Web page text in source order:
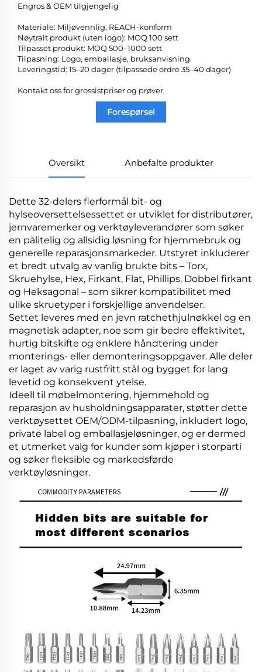
Engros & OEM tilgjengelig
Materiale: Miljøvennlig, REACH-konform
Nøytralt produkt (uten logo): MOQ 100 sett
Tilpasset produkt: MOQ 500–1000 sett
Tilpasning: Logo, emballasje, bruksanvisning
Leveringstid: 15–20 dager (tilpassede ordre 35–40 dager)
Kontakt oss for grossistpriser og prøver
Forespørsel
Oversikt Anbefalte produkter
Dette 32-delers flerformål bit- og
hylseoversettelsessettet er utviklet for distributører,
jernvaremerker og verktøyleverandører som søker
en pålitelig og allsidig løsning for hjemmebruk og
generelle reparasjonsmarkeder. Utstyret inkluderer
et bredt utvalg av vanlig brukte bits – Torx,
Skruehylse, Hex, Firkant, Flat, Phillips, Dobbel firkant
og Heksagonal – som sikrer kompatibilitet med
ulike skruetyper i forskjellige anvendelser.
Settet leveres med en jevn ratchethjulnøkkel og en
magnetisk adapter, noe som gir bedre effektivitet,
hurtig bitskifte og enklere håndtering under
monterings- eller demonteringsoppgaver. Alle deler
er laget av varig rustfritt stål og bygget for lang
levetid og konsekvent ytelse.
Ideell til møbelmontering, hjemmehold og
reparasjon av husholdningsapparater, støtter dette
verktøysettet OEM/ODM-tilpasning, inkludert logo,
private label og emballasjeløsninger, og er dermed
et utmerket valg for kunder som kjøper i storparti
og søker fleksible og markedsførde
verktøyløsninger.